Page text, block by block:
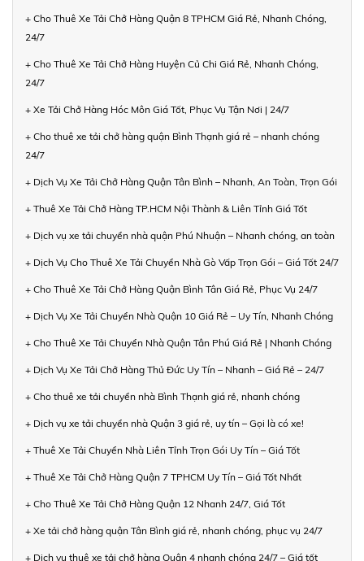
+ Cho Thuê Xe Tải Chở Hàng Quận 8 TPHCM Giá Rẻ, Nhanh Chóng,
24/7
+ Cho Thuê Xe Tải Chở Hàng Huyện Củ Chi Giá Rẻ, Nhanh Chóng,
24/7
+ Xe Tải Chở Hàng Hóc Môn Giá Tốt, Phục Vụ Tận Nơi | 24/7
+ Cho thuê xe tải chở hàng quận Bình Thạnh giá rẻ – nhanh chóng
24/7
+ Dịch Vụ Xe Tải Chở Hàng Quận Tân Bình – Nhanh, An Toàn, Trọn Gói
+ Thuê Xe Tải Chở Hàng TP.HCM Nội Thành & Liên Tỉnh Giá Tốt
+ Dịch vụ xe tải chuyển nhà quận Phú Nhuận – Nhanh chóng, an toàn
+ Dịch Vụ Cho Thuê Xe Tải Chuyển Nhà Gò Vấp Trọn Gói – Giá Tốt 24/7
+ Cho Thuê Xe Tải Chở Hàng Quận Bình Tân Giá Rẻ, Phục Vụ 24/7
+ Dịch Vụ Xe Tải Chuyển Nhà Quận 10 Giá Rẻ – Uy Tín, Nhanh Chóng
+ Cho Thuê Xe Tải Chuyển Nhà Quận Tân Phú Giá Rẻ | Nhanh Chóng
+ Dịch Vụ Xe Tải Chở Hàng Thủ Đức Uy Tín – Nhanh – Giá Rẻ – 24/7
+ Cho thuê xe tải chuyển nhà Bình Thạnh giá rẻ, nhanh chóng
+ Dịch vụ xe tải chuyển nhà Quận 3 giá rẻ, uy tín – Gọi là có xe!
+ Thuê Xe Tải Chuyển Nhà Liên Tỉnh Trọn Gói Uy Tín – Giá Tốt
+ Thuê Xe Tải Chở Hàng Quận 7 TPHCM Uy Tín – Giá Tốt Nhất
+ Cho Thuê Xe Tải Chở Hàng Quận 12 Nhanh 24/7, Giá Tốt
+ Xe tải chở hàng quận Tân Bình giá rẻ, nhanh chóng, phục vụ 24/7
+ Dịch vụ thuê xe tải chở hàng Quận 4 nhanh chóng 24/7 – Giá tốt